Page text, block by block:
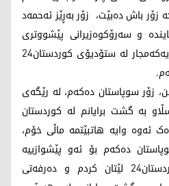
زۆر باش دەبێت، زۆر بەڕێز ئەحمەد
و سەرۆکوەزیرانی پێشووتری
تورکیا کە بە سوپاسەوە بۆ یەکەمجار لە ستۆدیۆی کوردستان24
بن، زۆر سوپاستان دەکەم، لە رێگەی
سڵاو بە گشت برایانم لە کوردستان
ئەوە وایە هاتبێتمە ماڵی خۆم،
دەکەم بۆ ئەو پێشوازییە
گەرمەی لە ستۆدیۆی کوردستان24 لێتان کردم و دەرفەتی